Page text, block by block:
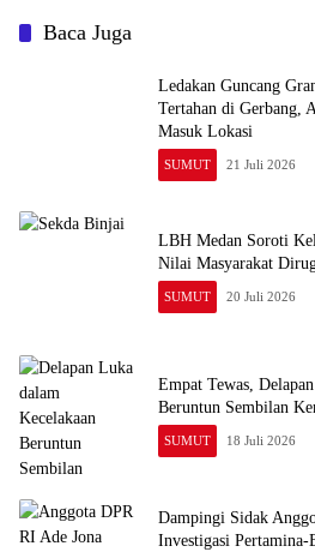
Baca Juga
Ledakan Guncang
Tertahan di Gerbang,
Masuk Lokasi
SUMUT 21 Juli 2026
LBH Medan Soroti
Nilai Masyarakat
SUMUT 20 Juli 2026
Empat Tewas,
Beruntun Sembilan
SUMUT 18 Juli 2026
Dampingi Sidak
Investigasi